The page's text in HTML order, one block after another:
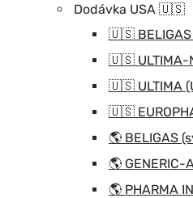
Dodávka USA 🇺🇸
🇺🇸 BELIGAS
🇺🇸 ULTIMA-
🇺🇸 ULTIMA
🇺🇸
🌎 BELIGAS
🌎 GENERIC-
🌎 PHARMA